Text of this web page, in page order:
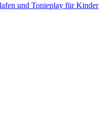
und Tonieplay für Kinder